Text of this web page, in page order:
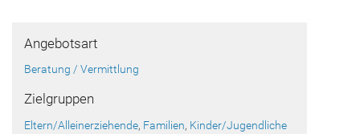
Angebotsart
Beratung / Vermittlung
Zielgruppen
Eltern/Alleinerziehende, Familien, Kinder/Jugendliche